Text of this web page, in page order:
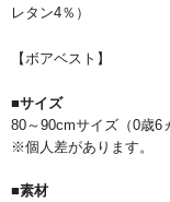
レタン4％）
【ボアベスト】
■サイズ
80～90cmサイズ（0歳6
※個人差があります。
■素材